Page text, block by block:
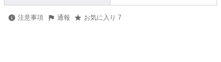
注意事項 通報 お気に入り 7